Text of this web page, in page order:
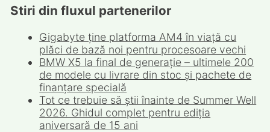
Stiri din fluxul partenerilor
Gigabyte ține platforma AM4 în viață cu
plăci de bază noi pentru procesoare vechi
BMW X5 la final de generație – ultimele 200
de modele cu livrare din stoc și pachete de
finanțare specială
Tot ce trebuie să știi înainte de Summer Well
2026. Ghidul complet pentru ediția
aniversară de 15 ani